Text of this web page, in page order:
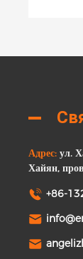
Адрес: ул.
Хайян,
+86-